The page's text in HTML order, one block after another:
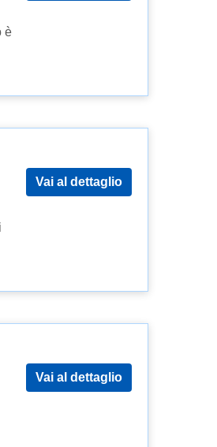
è
Vai al dettaglio
Vai al dettaglio